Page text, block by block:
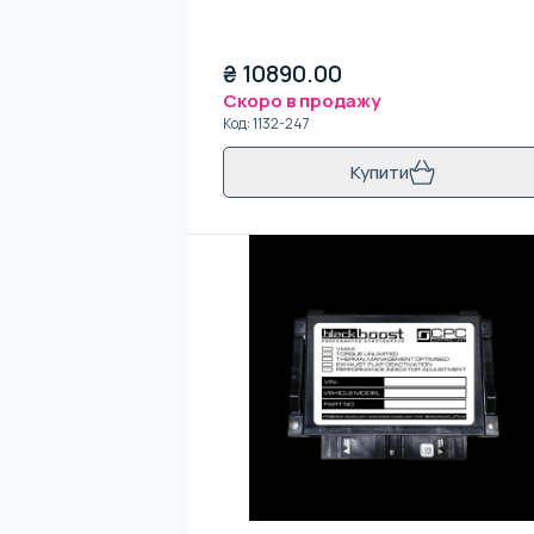
₴ 10890.00
Скоро в продажу
Код:1132-247
Купити